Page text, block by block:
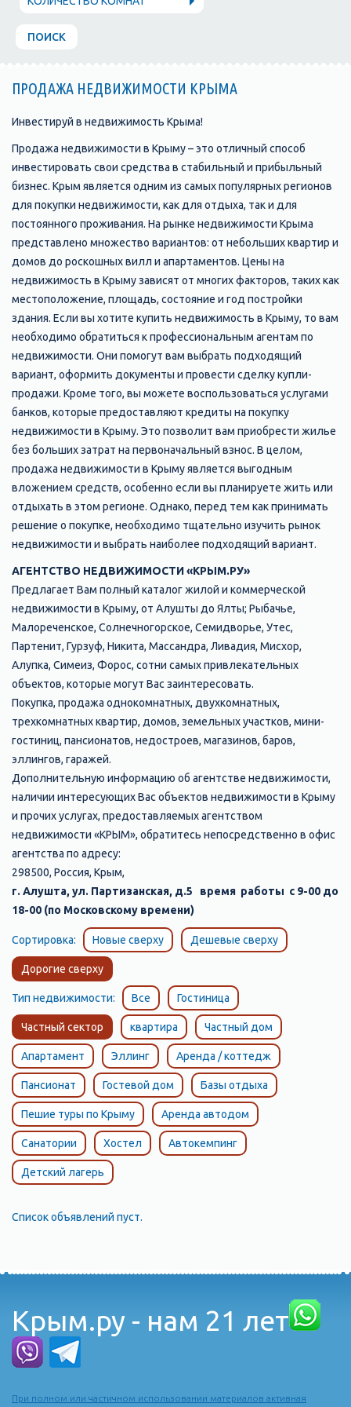
ПОИСК
ПРОДАЖА НЕДВИЖИМОСТИ КРЫМА
Инвестируй в недвижимость Крыма!
Продажа недвижимости в Крыму – это отличный способ
инвестировать свои средства в стабильный и прибыльный
бизнес. Крым является одним из самых популярных регионов
для покупки недвижимости, как для отдыха, так и для
постоянного проживания. На рынке недвижимости Крыма
представлено множество вариантов: от небольших квартир и
домов до роскошных вилл и апартаментов. Цены на
недвижимость в Крыму зависят от многих факторов, таких как
местоположение, площадь, состояние и год постройки
здания. Если вы хотите купить недвижимость в Крыму, то вам
необходимо обратиться к профессиональным агентам по
недвижимости. Они помогут вам выбрать подходящий
вариант, оформить документы и провести сделку купли-
продажи. Кроме того, вы можете воспользоваться услугами
банков, которые предоставляют кредиты на покупку
недвижимости в Крыму. Это позволит вам приобрести жилье
без больших затрат на первоначальный взнос. В целом,
продажа недвижимости в Крыму является выгодным
вложением средств, особенно если вы планируете жить или
отдыхать в этом регионе. Однако, перед тем как принимать
решение о покупке, необходимо тщательно изучить рынок
недвижимости и выбрать наиболее подходящий вариант.
АГЕНТСТВО НЕДВИЖИМОСТИ «КРЫМ.РУ»
Предлагает Вам полный каталог жилой и коммерческой
недвижимости в Крыму, от Алушты до Ялты; Рыбачье,
Малореченское, Солнечногорское, Семидворье, Утес,
Партенит, Гурзуф, Никита, Массандра, Ливадия, Мисхор,
Алупка, Симеиз, Форос, сотни самых привлекательных
объектов, которые могут Вас заинтересовать.
Покупка, продажа однокомнатных, двухкомнатных,
трехкомнатных квартир, домов, земельных участков, мини-
гостиниц, пансионатов, недостроев, магазинов, баров,
эллингов, гаражей.
Дополнительную информацию об агентстве недвижимости,
наличии интересующих Вас объектов недвижимости в Крыму
и прочих услугах, предоставляемых агентством
недвижимости «КРЫМ», обратитесь непосредственно в офис
агентства по адресу:
298500, Россия, Крым,
г. Алушта, ул. Партизанская, д.5 время работы с 9-00 до
18-00 (по Московскому времени)
Сортировка: Новые сверху Дешевые сверху
Дорогие сверху
Тип недвижимости: Все Гостиница
Частный сектор квартира Частный дом
Апартамент Эллинг Аренда / коттедж
Пансионат Гостевой дом Базы отдыха
Пешие туры по Крыму Аренда автодом
Санатории Хостел Автокемпинг
Детский лагерь
Список объявлений пуст.
Крым.ру - нам 21 лет
При полном или частичном использовании материалов активная